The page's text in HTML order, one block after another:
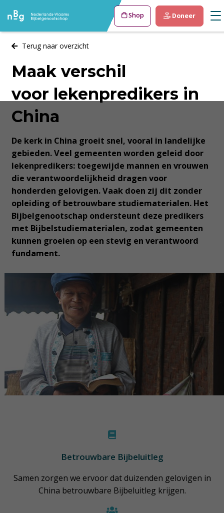
Shop Doneer
Terug naar overzicht
Maak verschil
voor lekenpredikers in
China
De kerk in China groeit snel, vooral in landelijke
gebieden. Veel gemeenten worden geleid door
lekenpredikers: toegewijde mannen en vrouwen
die verantwoordelijkheid dragen voor
honderden gelovigen. Vaak doen zij dit zonder
opleiding of betrouwbare studiematerialen. Het
Bijbelgenootschap ondersteunt deze predikers
met Bijbelstudiematerialen, zodat gemeenten
kunnen groeien op een stevig en verantwoord
fundament.
Betrouwbare Bijbeluitleg
Samen zorgen we ervoor dat duizenden gelovigen in
China betrouwbare Bijbeluitleg krijgen.